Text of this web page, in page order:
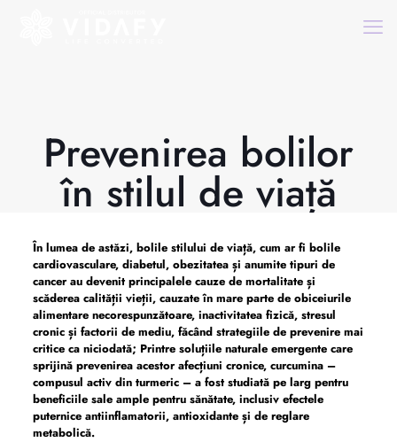
Prevenirea bolilor
în stilul de viață
În lumea de astăzi, bolile stilului de viață, cum ar fi bolile
cardiovasculare, diabetul, obezitatea și anumite tipuri de
cancer au devenit principalele cauze de mortalitate și
scăderea calității vieții, cauzate în mare parte de obiceiurile
alimentare necorespunzătoare, inactivitatea fizică, stresul
cronic și factorii de mediu, făcând strategiile de prevenire mai
critice ca niciodată; Printre soluțiile naturale emergente care
sprijină prevenirea acestor afecțiuni cronice, curcumina –
compusul activ din turmeric – a fost studiată pe larg pentru
beneficiile sale ample pentru sănătate, inclusiv efectele
puternice antiinflamatorii, antioxidante și de reglare
metabolică.